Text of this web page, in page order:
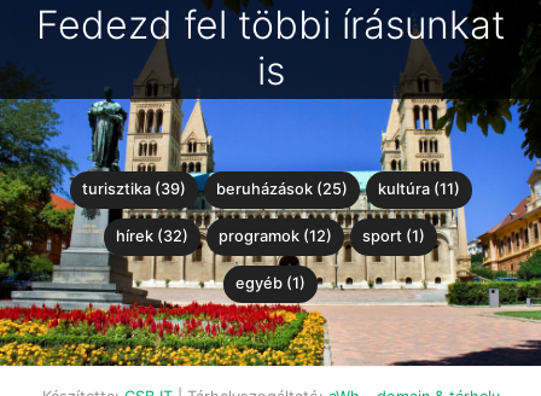
Fedezd fel többi írásunkat
is
turisztika (39) beruházások (25) kultúra (11)
hírek (32) programok (12) sport (1)
egyéb (1)